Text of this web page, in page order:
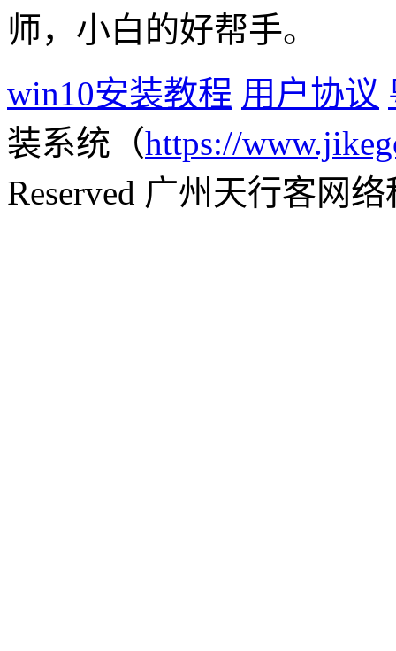
师，小白的好帮手。
win10安装教程 用户协议
装系统（https://
Reserved 广州天行客网